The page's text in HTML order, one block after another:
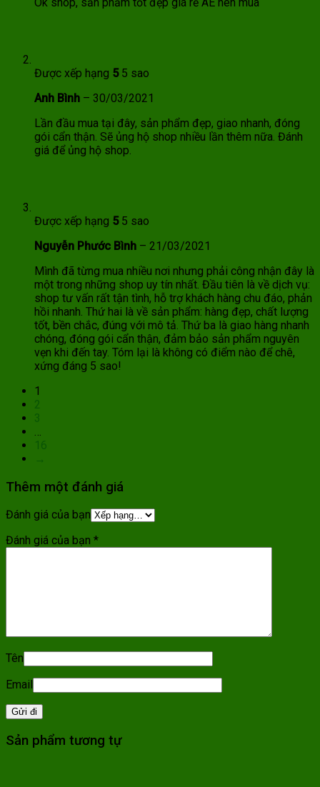
Được xếp hạng 55 sao
Anh Bình – 30/03/2021
Lần đầu mua tại đây, sản phẩm đẹp, giao nhanh, đóng
gói cẩn thận. Sẽ ủng hộ shop nhiều lần thêm nữa. Đánh
giá để ủng hộ shop.
Được xếp hạng 55 sao
Nguyễn Phước Bình – 21/03/2021
Mình đã từng mua nhiều nơi nhưng phải công nhận đây là
một trong những shop uy tín nhất. Đầu tiên là về dịch vụ:
shop tư vấn rất tận tình, hỗ trợ khách hàng chu đáo, phản
hồi nhanh. Thứ hai là về sản phẩm: hàng đẹp, chất lượng
tốt, bền chắc, đúng với mô tả. Thứ ba là giao hàng nhanh
chóng, đóng gói cẩn thận, đảm bảo sản phẩm nguyên
vẹn khi đến tay. Tóm lại là không có điểm nào để chê,
xứng đáng 5 sao!
1
2
3
…
16
→
Thêm một đánh giá
Đánh giá của bạn
Đánh giá của bạn *
Tên
Email
Sản phẩm tương tự